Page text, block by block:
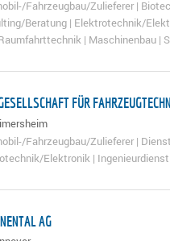
Fahrzeugbau/Zulieferer |
Beratung | Elektrotechnik/
| Maschinenbau |
FÜR
Fahrzeugbau/Zulieferer |
Elektronik |
AG